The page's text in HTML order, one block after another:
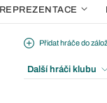
REPREZENTACE
Přidat hráče do
Další hráči klubu